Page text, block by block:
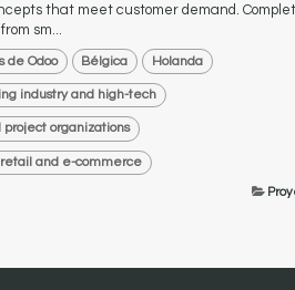
that meet customer demand.
sm...
de Odoo Bélgica Holanda
industry and high-tech
project organizations
and e-commerce